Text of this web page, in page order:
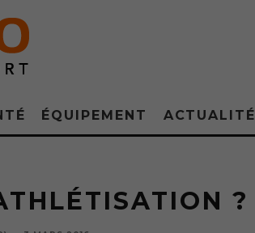
ÉQUIPEMENT ACTUALITÉ
?